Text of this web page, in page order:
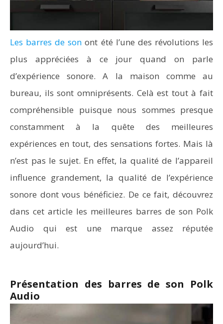
Les barres de son ont été l’une des révolutions les
plus appréciées à ce jour quand on parle
d’expérience sonore. A la maison comme au
bureau, ils sont omniprésents. Celà est tout à fait
compréhensible puisque nous sommes presque
constamment à la quête des meilleures
expériences en tout, des sensations fortes. Mais là
n’est pas le sujet. En effet, la qualité de l’appareil
influence grandement, la qualité de l’expérience
sonore dont vous bénéficiez. De ce fait, découvrez
dans cet article les meilleures barres de son Polk
Audio qui est une marque assez réputée
aujourd’hui.
Présentation des barres de son Polk
Audio